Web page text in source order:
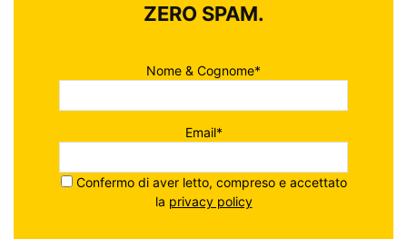
ZERO SPAM.
Nome & Cognome*
Email*
Confermo di aver letto, compreso e accettato
la privacy policy